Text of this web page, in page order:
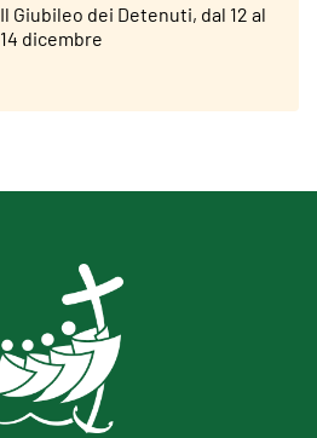
Il Giubileo dei Detenuti, dal 12 al
14 dicembre